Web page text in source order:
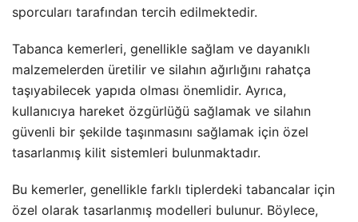
sporcuları tarafından tercih edilmektedir.
Tabanca kemerleri, genellikle sağlam ve dayanıklı
malzemelerden üretilir ve silahın ağırlığını rahatça
taşıyabilecek yapıda olması önemlidir. Ayrıca,
kullanıcıya hareket özgürlüğü sağlamak ve silahın
güvenli bir şekilde taşınmasını sağlamak için özel
tasarlanmış kilit sistemleri bulunmaktadır.
Bu kemerler, genellikle farklı tiplerdeki tabancalar için
özel olarak tasarlanmış modelleri bulunur. Böylece,